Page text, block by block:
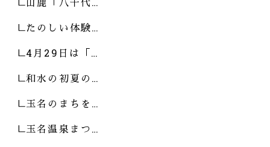
たのしい体験…
4月29日は「…
和水の初夏の…
玉名のまちを…
玉名温泉まつ…